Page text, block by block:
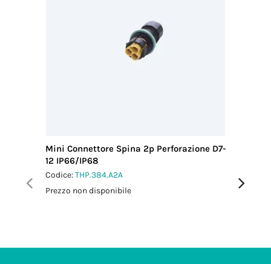
Mini Connettore Spina 2p Perforazione D7-
12 IP66/IP68
Codice:THP.384.A2A
Prezzo non disponibile
Prezzo